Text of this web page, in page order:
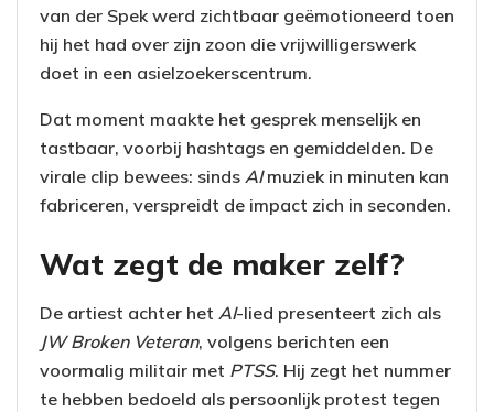
van der Spek werd zichtbaar geëmotioneerd toen
hij het had over zijn zoon die vrijwilligerswerk
doet in een asielzoekerscentrum.
Dat moment maakte het gesprek menselijk en
tastbaar, voorbij hashtags en gemiddelden. De
virale clip bewees: sinds AImuziek in minuten kan
fabriceren, verspreidt de impact zich in seconden.
Wat zegt de maker zelf?
De artiest achter het AI-lied presenteert zich als
JW Broken Veteran, volgens berichten een
voormalig militair met PTSS. Hij zegt het nummer
te hebben bedoeld als persoonlijk protest tegen